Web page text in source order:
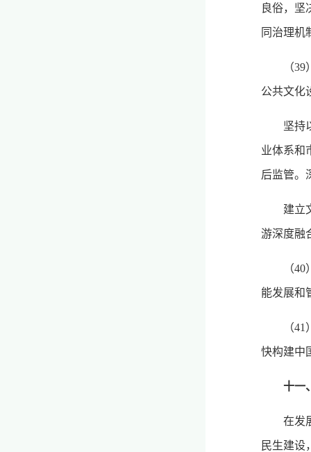
良俗，坚
同治理机
（
公共文化
坚持
业体系和
后监管。
建立
游深度融
（
能发展和
（
快构建中
十一
在发
民生建设